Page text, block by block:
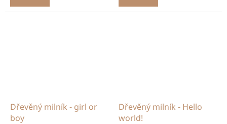
Dřevěný milník - girl or
boy
Dřevěný milník - Hello
world!